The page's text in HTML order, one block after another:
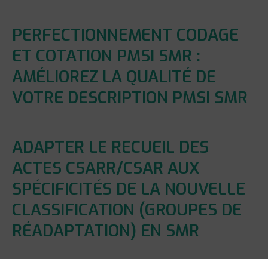
PERFECTIONNEMENT CODAGE
ET COTATION PMSI SMR :
AMÉLIOREZ LA QUALITÉ DE
VOTRE DESCRIPTION PMSI SMR
ADAPTER LE RECUEIL DES
ACTES CSARR/CSAR AUX
SPÉCIFICITÉS DE LA NOUVELLE
CLASSIFICATION (GROUPES DE
RÉADAPTATION) EN SMR